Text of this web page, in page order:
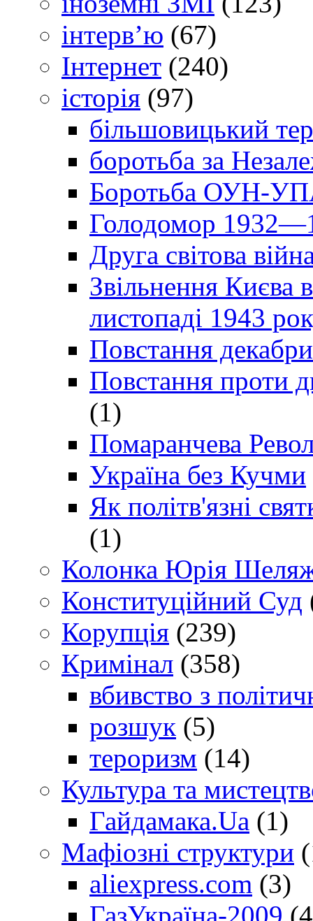
інтерв’ю (67)
Інтернет (240)
історія (97)
більшовицький
боротьба за
Боротьба ОУН-УПА
Голодомор
Друга світова
Звільнення Києва
листопаді 1943
Повстання
Повстання проти
(1)
Помаранчева
Україна без Кучми
Як політв'язні
(1)
Колонка Юрія
Конституційний Суд
Корупція (239)
Кримінал (358)
вбивство з
розшук (5)
тероризм (14)
Культура та
Гайдамака.Ua (1)
Мафіозні структури
aliexpress.com (3)
ГазУкраїна-2009